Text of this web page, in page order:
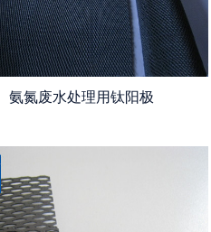
氨氮废水处理用钛阳极